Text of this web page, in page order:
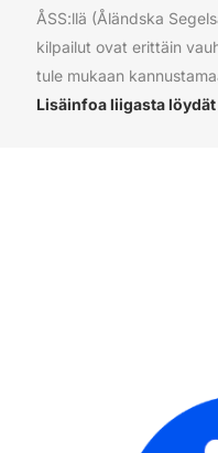
ÅSS:llä (Åländska
kilpailut ovat erittäin
tule mukaan
Lisäinfoa liigasta